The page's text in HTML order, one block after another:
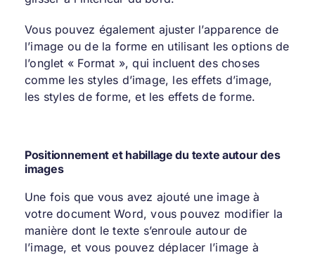
Vous pouvez également ajuster l’apparence de
l’image ou de la forme en utilisant les options de
l’onglet « Format », qui incluent des choses
comme les styles d’image, les effets d’image,
les styles de forme, et les effets de forme.
Positionnement et habillage du texte autour des
images
Une fois que vous avez ajouté une image à
votre document Word, vous pouvez modifier la
manière dont le texte s’enroule autour de
l’image, et vous pouvez déplacer l’image à